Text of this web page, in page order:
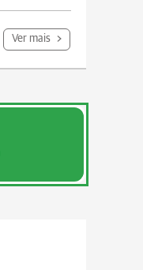
Ver mais